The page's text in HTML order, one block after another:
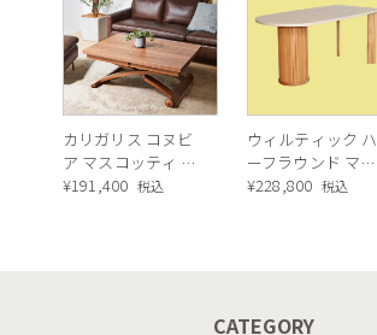
カリガリス コヌビ
ア マスコッティ 伸
長・昇降式テーブ
¥191,400 税込
ウィルティック ハ
ーフラウンド マテ
ィエラ塗装 ダイニ
¥228,800 税込
CATEGORY